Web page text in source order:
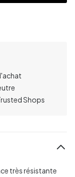
Shops
très résistante